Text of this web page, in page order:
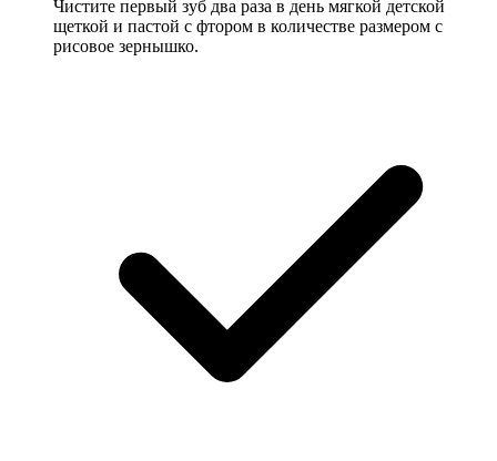
Чистите первый зуб два раза в день мягкой детской
щеткой и пастой с фтором в количестве размером с
рисовое зернышко.